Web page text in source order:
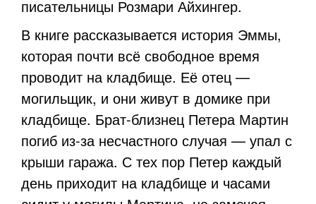
писательницы Розмари Айхингер.
В книге рассказывается история Эммы,
которая почти всё свободное время
проводит на кладбище. Её отец —
могильщик, и они живут в домике при
кладбище. Брат-близнец Петера Мартин
погиб из-за несчастного случая — упал с
крыши гаража. С тех пор Петер каждый
день приходит на кладбище и часами